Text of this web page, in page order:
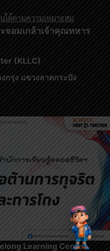
ได้ตามความเหมาะสม
จอมเกล้าเจ้าคุณทหาร
(KLLC)
กรุง แขวงลาดกระบัง
Learning Center